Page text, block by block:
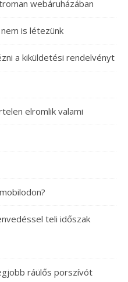
webáruházában
is létezünk
a kiküldetési rendelvényt
elromlik valami
teli időszak
ráülős porszívót